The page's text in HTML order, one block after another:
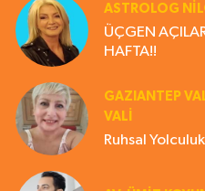
ASTROLOG
ÜÇGEN
HAFTA!!
GAZIANTEP
VALİ
Ruhsal